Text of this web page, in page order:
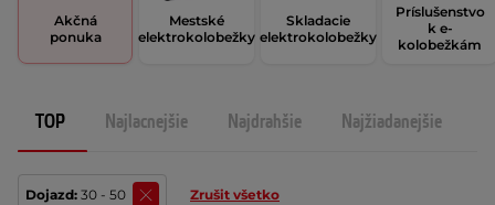
Akčná
ponuka
Mestské
elektrokolobežky
Skladacie
elektrokolobežky
Príslušenstvo
k e-
kolobežkám
TOP Najlacnejšie Najdrahšie Najžiadanejšie
Dojazd: 30 - 50 Zrušit všetko